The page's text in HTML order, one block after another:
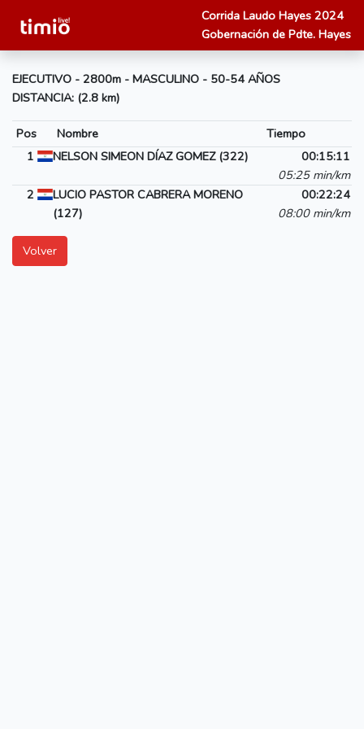
Corrida Laudo Hayes 2024
Gobernación de Pdte. Hayes
EJECUTIVO - 2800m - MASCULINO - 50-54 AÑOS
DISTANCIA: (2.8 km)
Pos Nombre
Tiempo
1
NELSON SIMEON DÍAZ GOMEZ (322)
00:15:11
05:25 min/km
2
LUCIO PASTOR CABRERA MORENO
(127)
00:22:24
08:00 min/km
Volver